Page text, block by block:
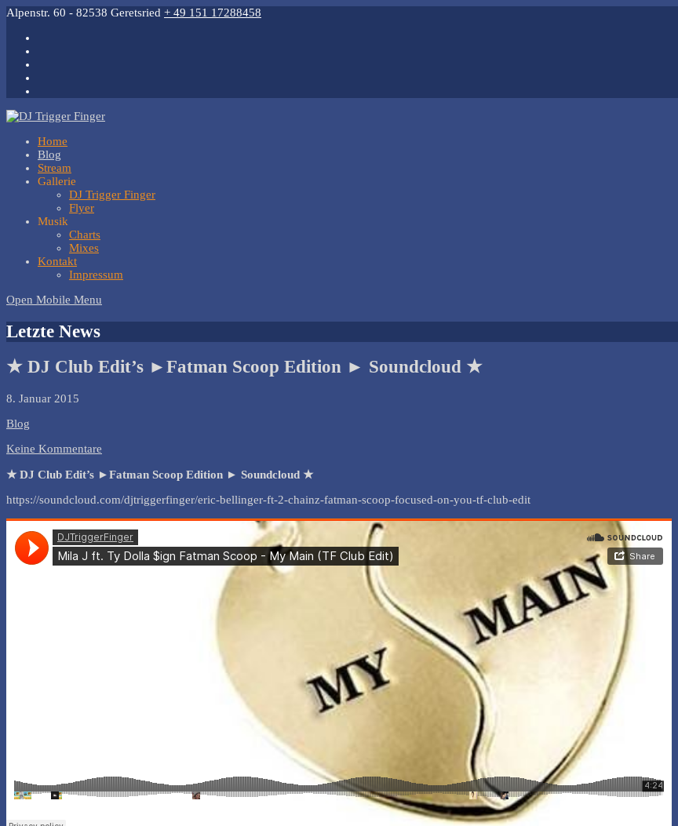
Alpenstr. 60 - 82538 Geretsried + 49 151 17288458
Home
Blog
Stream
Gallerie
DJ Trigger Finger
Flyer
Musik
Charts
Mixes
Kontakt
Impressum
Open Mobile Menu
Letzte News
★ DJ Club Edit’s ►Fatman Scoop Edition ► Soundcloud ★
8. Januar 2015
Blog
Keine Kommentare
★ DJ Club Edit’s ►Fatman Scoop Edition ► Soundcloud ★
https://soundcloud.com/djtriggerfinger/eric-bellinger-ft-2-chainz-fatman-scoop-focused-on-you-tf-club-edit